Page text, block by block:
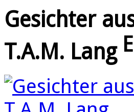
Gesichter
T.A.M. Lang